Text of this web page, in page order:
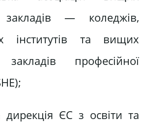
закладів — коледжів,
інститутів та вищих
професійної
дирекція ЄС з освіти та